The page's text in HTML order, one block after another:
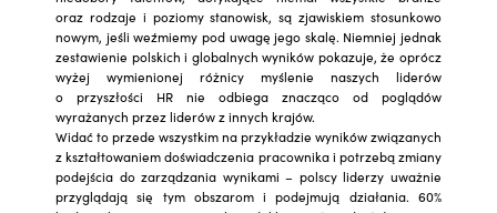
oraz rodzaje i poziomy stanowisk, są zjawiskiem stosunkowo
nowym, jeśli weźmiemy pod uwagę jego skalę. Niemniej jednak
zestawienie polskich i globalnych wyników pokazuje, że oprócz
wyżej wymienionej różnicy myślenie naszych liderów
o przyszłości HR nie odbiega znacząco od poglądów
wyrażanych przez liderów z innych krajów.
Widać to przede wszystkim na przykładzie wyników związanych
z kształtowaniem doświadczenia pracownika i potrzebą zmiany
podejścia do zarządzania wynikami – polscy liderzy uważnie
przyglądają się tym obszarom i podejmują działania. 60%